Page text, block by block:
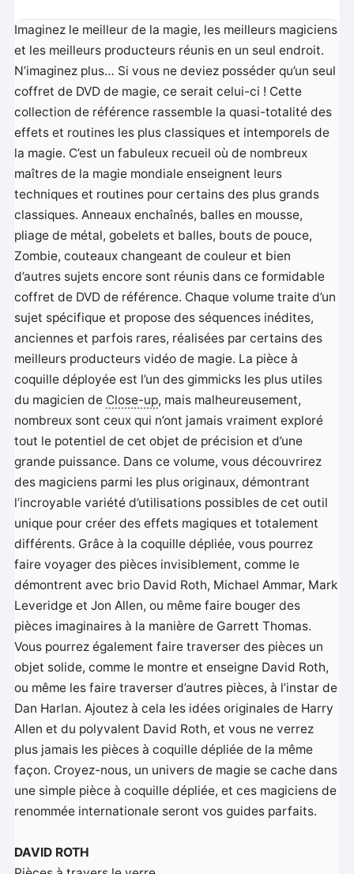
Imaginez le meilleur de la magie, les meilleurs magiciens
et les meilleurs producteurs réunis en un seul endroit.
N’imaginez plus… Si vous ne deviez posséder qu’un seul
coffret de DVD de magie, ce serait celui-ci ! Cette
collection de référence rassemble la quasi-totalité des
effets et routines les plus classiques et intemporels de
la magie. C’est un fabuleux recueil où de nombreux
maîtres de la magie mondiale enseignent leurs
techniques et routines pour certains des plus grands
classiques. Anneaux enchaînés, balles en mousse,
pliage de métal, gobelets et balles, bouts de pouce,
Zombie, couteaux changeant de couleur et bien
d’autres sujets encore sont réunis dans ce formidable
coffret de DVD de référence. Chaque volume traite d’un
sujet spécifique et propose des séquences inédites,
anciennes et parfois rares, réalisées par certains des
meilleurs producteurs vidéo de magie. La pièce à
coquille déployée est l’un des gimmicks les plus utiles
du magicien de Close-up, mais malheureusement,
nombreux sont ceux qui n’ont jamais vraiment exploré
tout le potentiel de cet objet de précision et d’une
grande puissance. Dans ce volume, vous découvrirez
des magiciens parmi les plus originaux, démontrant
l’incroyable variété d’utilisations possibles de cet outil
unique pour créer des effets magiques et totalement
différents. Grâce à la coquille dépliée, vous pourrez
faire voyager des pièces invisiblement, comme le
démontrent avec brio David Roth, Michael Ammar, Mark
Leveridge et Jon Allen, ou même faire bouger des
pièces imaginaires à la manière de Garrett Thomas.
Vous pourrez également faire traverser des pièces un
objet solide, comme le montre et enseigne David Roth,
ou même les faire traverser d’autres pièces, à l’instar de
Dan Harlan. Ajoutez à cela les idées originales de Harry
Allen et du polyvalent David Roth, et vous ne verrez
plus jamais les pièces à coquille dépliée de la même
façon. Croyez-nous, un univers de magie se cache dans
une simple pièce à coquille dépliée, et ces magiciens de
renommée internationale seront vos guides parfaits.
DAVID ROTH